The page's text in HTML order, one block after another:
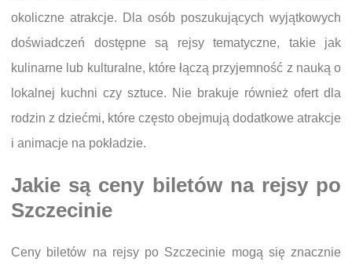
okoliczne atrakcje. Dla osób poszukujących wyjątkowych
doświadczeń dostępne są rejsy tematyczne, takie jak
kulinarne lub kulturalne, które łączą przyjemność z nauką o
lokalnej kuchni czy sztuce. Nie brakuje również ofert dla
rodzin z dziećmi, które często obejmują dodatkowe atrakcje
i animacje na pokładzie.
Jakie są ceny biletów na rejsy po
Szczecinie
Ceny biletów na rejsy po Szczecinie mogą się znacznie